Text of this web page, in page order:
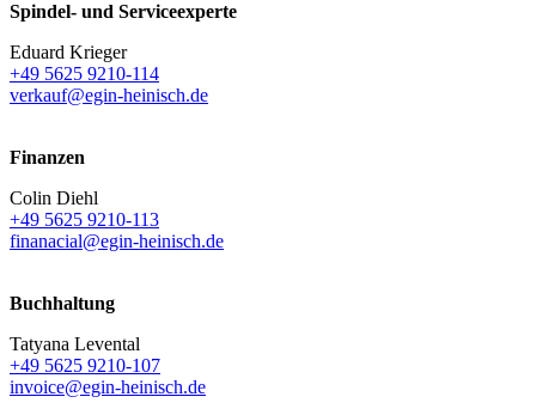
Spindel- und Serviceexperte
Eduard Krieger
+49 5625 9210-114
verkauf@egin-heinisch.de
Finanzen
Colin Diehl
+49 5625 9210-113
finanacial@egin-heinisch.de
Buchhaltung
Tatyana Levental
+49 5625 9210-107
invoice@egin-heinisch.de